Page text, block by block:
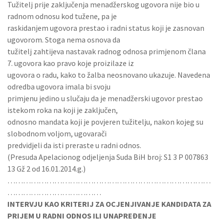
Tužitelj prije zaključenja menadžerskog ugovora nije bio u
radnom odnosu kod tužene, pa je
raskidanjem ugovora prestao i radni status koji je zasnovan
ugovorom. Stoga nema osnova da
tužitelj zahtijeva nastavak radnog odnosa primjenom člana
7. ugovora kao pravo koje proizilaze iz
ugovora o radu, kako to žalba neosnovano ukazuje. Navedena
odredba ugovora imala bi svoju
primjenu jedino u slučaju da je menadžerski ugovor prestao
istekom roka na koji je zaključen,
odnosno mandata koji je povjeren tužitelju, nakon kojeg su
slobodnom voljom, ugovarači
predvidjeli da isti preraste u radni odnos.
(Presuda Apelacionog odjeljenja Suda BiH broj: S1 3 P 007863
13 Gž 2 od 16.01.2014.g.)
……………………………………………………………………
………………………………
INTERVJU KAO KRITERIJ ZA OCJENJIVANJE KANDIDATA ZA
PRIJEM U RADNI ODNOS ILI UNAPREĐENJE